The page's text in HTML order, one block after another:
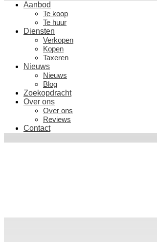
Aanbod
Te koop
Te huur
Diensten
Verkopen
Kopen
Taxeren
Nieuws
Nieuws
Blog
Zoekopdracht
Over ons
Over ons
Reviews
Contact